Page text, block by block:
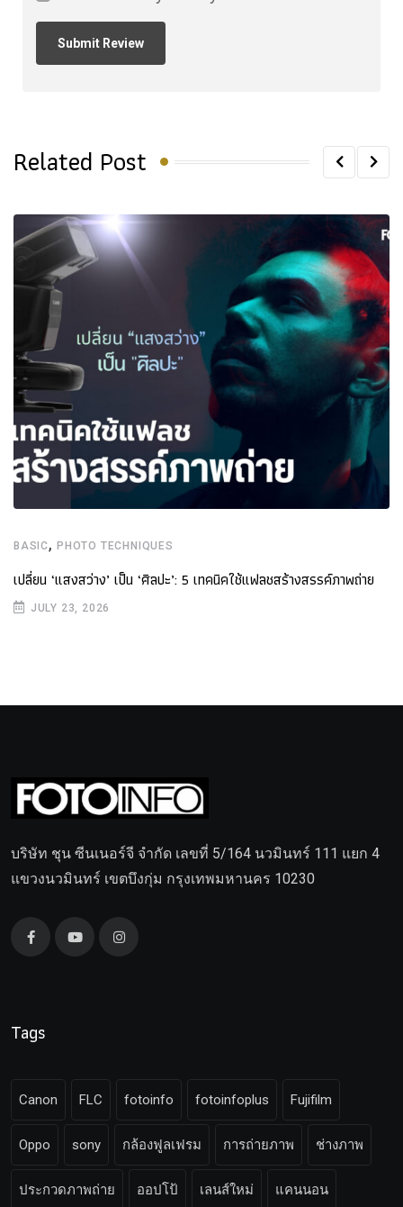
Related Post
BASIC, PHOTO TECHNIQUES
เปลี่ยน ‘แสงสว่าง’ เป็น ‘ศิลปะ’: 5 เทคนิคใช้แฟลชสร้างสรรค์ภาพถ่าย
JULY 23, 2026
บริษัท ชุน ซีนเนอร์จี จำกัด เลขที่ 5/164 นวมินทร์ 111 แยก 4
แขวงนวมินทร์ เขตบึงกุ่ม กรุงเทพมหานคร 10230
Tags
Canon FLC fotoinfo fotoinfoplus Fujifilm
Oppo sony กล้องฟูลเฟรม การถ่ายภาพ ช่างภาพ
ประกวดภาพถ่าย ออปโป้ เลนส์ใหม่ แคนนอน